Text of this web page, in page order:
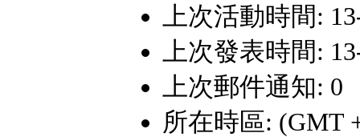
上次活動時間:
上次發表時間:
上次郵件通知: 0
所在時區: (GMT